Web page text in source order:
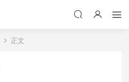
正文